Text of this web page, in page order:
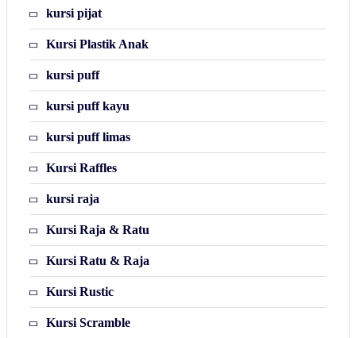
kursi pijat
Kursi Plastik Anak
kursi puff
kursi puff kayu
kursi puff limas
Kursi Raffles
kursi raja
Kursi Raja & Ratu
Kursi Ratu & Raja
Kursi Rustic
Kursi Scramble